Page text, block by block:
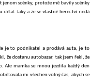
jenom scénky, protože mě bavily scénky
taky a že se vlastně herectví nedá
je to podnikatel a prodává auta, je to
že dostanu autobazar, tak jsem řekl, že
mamka se mnou jezdila každý den
mi všechen volný čas, abych se